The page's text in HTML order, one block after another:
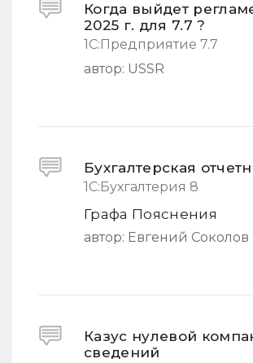
Когда выйдет
2025 г. для 7.7 ?
1С:Предприятие 7.7
автор: USSR
Бухгалтерская
1С:Бухгалтерия 8
Графа Пояснения
автор: Евгений Соколов
Казус нулевой
сведений